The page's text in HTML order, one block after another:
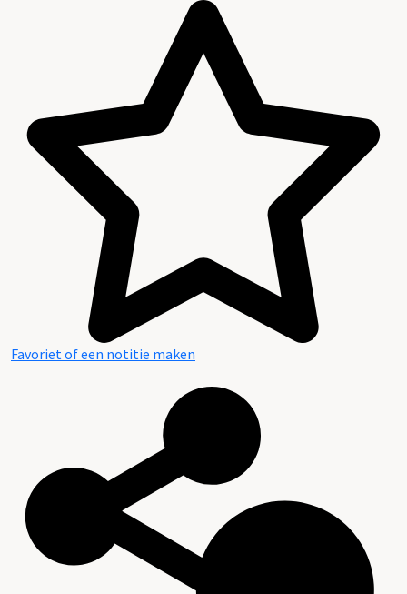
Favoriet of een notitie maken